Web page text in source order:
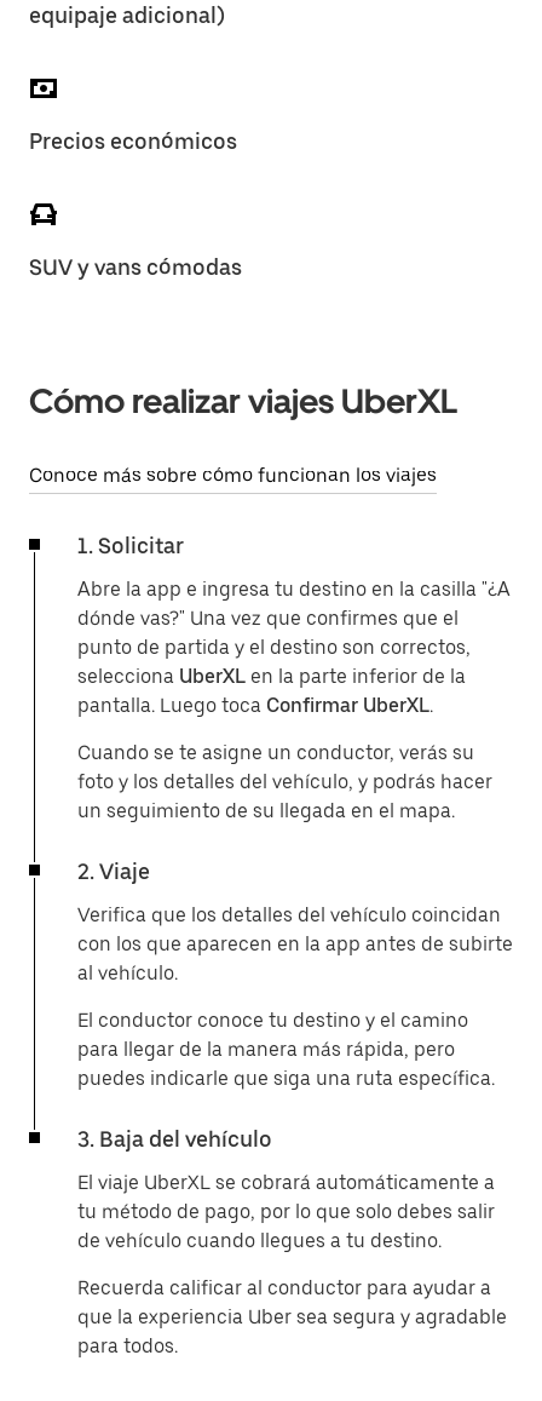
equipaje adicional)
Precios económicos
SUV y vans cómodas
Cómo realizar viajes UberXL
Conoce más sobre cómo funcionan los viajes
1. Solicitar
Abre la app e ingresa tu destino en la casilla "¿A
dónde vas?" Una vez que confirmes que el
punto de partida y el destino son correctos,
selecciona UberXL en la parte inferior de la
pantalla. Luego toca Confirmar UberXL.
Cuando se te asigne un conductor, verás su
foto y los detalles del vehículo, y podrás hacer
un seguimiento de su llegada en el mapa.
2. Viaje
Verifica que los detalles del vehículo coincidan
con los que aparecen en la app antes de subirte
al vehículo.
El conductor conoce tu destino y el camino
para llegar de la manera más rápida, pero
puedes indicarle que siga una ruta específica.
3. Baja del vehículo
El viaje UberXL se cobrará automáticamente a
tu método de pago, por lo que solo debes salir
de vehículo cuando llegues a tu destino.
Recuerda calificar al conductor para ayudar a
que la experiencia Uber sea segura y agradable
para todos.